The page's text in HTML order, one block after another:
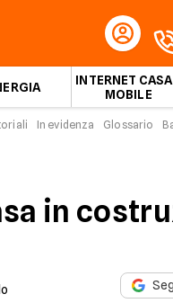
INTERNET CASA
MOBILE
In evidenza Glossario
in